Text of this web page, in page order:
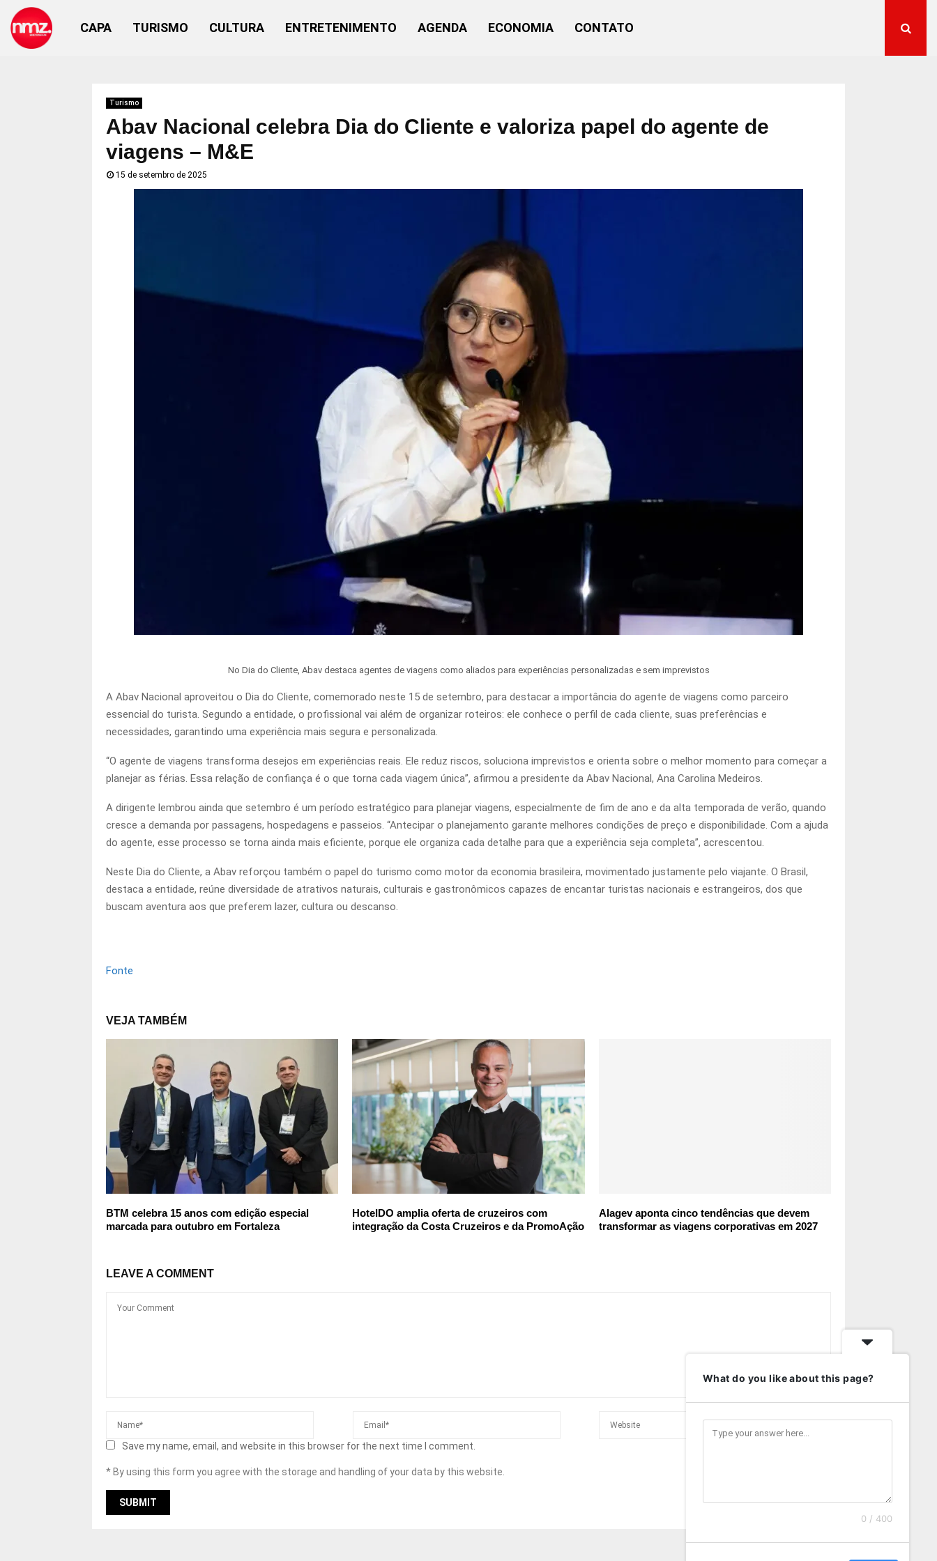
CAPA TURISMO CULTURA ENTRETENIMENTO AGENDA ECONOMIA CONTATO
Turismo
Abav Nacional celebra Dia do Cliente e valoriza papel do agente de
viagens – M&E
15 de setembro de 2025
No Dia do Cliente, Abav destaca agentes de viagens como aliados para experiências personalizadas e sem imprevistos
A Abav Nacional aproveitou o Dia do Cliente, comemorado neste 15 de setembro, para destacar a importância do agente de viagens como parceiro
essencial do turista. Segundo a entidade, o profissional vai além de organizar roteiros: ele conhece o perfil de cada cliente, suas preferências e
necessidades, garantindo uma experiência mais segura e personalizada.
“O agente de viagens transforma desejos em experiências reais. Ele reduz riscos, soluciona imprevistos e orienta sobre o melhor momento para começar a
planejar as férias. Essa relação de confiança é o que torna cada viagem única”, afirmou a presidente da Abav Nacional, Ana Carolina Medeiros.
A dirigente lembrou ainda que setembro é um período estratégico para planejar viagens, especialmente de fim de ano e da alta temporada de verão, quando
cresce a demanda por passagens, hospedagens e passeios. “Antecipar o planejamento garante melhores condições de preço e disponibilidade. Com a ajuda
do agente, esse processo se torna ainda mais eficiente, porque ele organiza cada detalhe para que a experiência seja completa”, acrescentou.
Neste Dia do Cliente, a Abav reforçou também o papel do turismo como motor da economia brasileira, movimentado justamente pelo viajante. O Brasil,
destaca a entidade, reúne diversidade de atrativos naturais, culturais e gastronômicos capazes de encantar turistas nacionais e estrangeiros, dos que
buscam aventura aos que preferem lazer, cultura ou descanso.
Fonte
VEJA TAMBÉM
BTM celebra 15 anos com edição especial
marcada para outubro em Fortaleza
HotelDO amplia oferta de cruzeiros com
integração da Costa Cruzeiros e da PromoAção
Alagev aponta cinco tendências que devem
transformar as viagens corporativas em 2027
LEAVE A COMMENT
Save my name, email, and website in this browser for the next time I comment.
* By using this form you agree with the storage and handling of your data by this website.
What do you like about this page?
0 / 400